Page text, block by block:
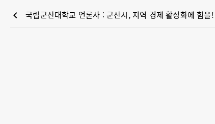
chevron_left 국립군산대학교 언론사 : 군산시, 지역 경제 활성화에 힘을!